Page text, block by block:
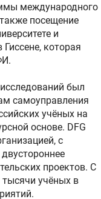
международного
посещение
и
которая
был
самоуправления
учёных на
основе. DFG
с
проектов. С
учёных в